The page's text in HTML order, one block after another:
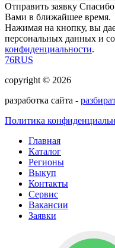
Отправить заявку
Вами в ближайшее время.
Нажимая на кнопку, вы
персональных данных и
конфиденциальности.
76RUS
copyright © 2026
разработка сайта -
Политика
Главная
Каталог
Регионы
Выкуп
Контакты
Сервис
Вакансии
Заявки